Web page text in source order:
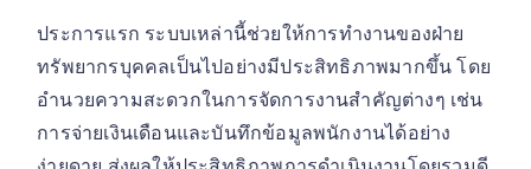
ประการแรก ระบบเหล่านี้ช่วยให้การทำงานของฝ่าย
ทรัพยากรบุคคลเป็นไปอย่างมีประสิทธิภาพมากขึ้น โดย
อำนวยความสะดวกในการจัดการงานสำคัญต่างๆ เช่น
การจ่ายเงินเดือนและบันทึกข้อมูลพนักงานได้อย่าง